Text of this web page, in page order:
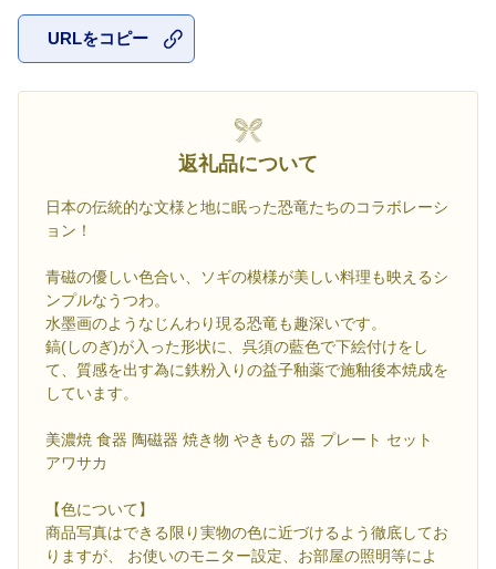
URLをコピー
返礼品について
日本の伝統的な文様と地に眠った恐竜たちのコラボレーシ
ョン！
青磁の優しい色合い、ソギの模様が美しい料理も映えるシ
ンプルなうつわ。
水墨画のようなじんわり現る恐竜も趣深いです。
鎬(しのぎ)が入った形状に、呉須の藍色で下絵付けをし
て、質感を出す為に鉄粉入りの益子釉薬で施釉後本焼成を
しています。
美濃焼 食器 陶磁器 焼き物 やきもの 器 プレート セット
アワサカ
【色について】
商品写真はできる限り実物の色に近づけるよう徹底してお
りますが、 お使いのモニター設定、お部屋の照明等によ